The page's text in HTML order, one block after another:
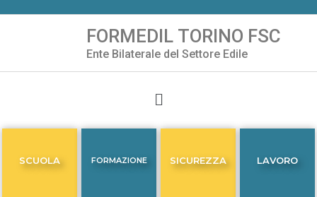
contenuto
FORMEDIL TORINO FSC
Ente Bilaterale del Settore Edile
SCUOLA FORMAZIONE SICUREZZA LAVORO